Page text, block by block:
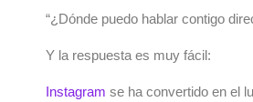
“¿Dónde puedo hablar contigo
Y la respuesta es muy fácil:
Instagram se ha convertido en el